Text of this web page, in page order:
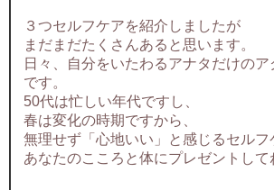
３つセルフケアを紹介しましたが
まだまだたくさんあると思います。
日々、自分をいたわるアナタだけのア
です。
50代は忙しい年代ですし、
春は変化の時期ですから、
無理せず「心地いい」と感じるセルフ
あなたのこころと体にプレゼントして